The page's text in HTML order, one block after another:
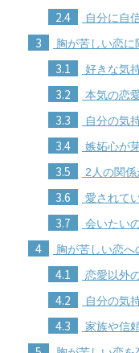
2.4 自分に自
3 胸が苦しい恋に
3.1 好きな気
3.2 本気の恋
3.3 自分の気
3.4 嫉妬心が
3.5 2人の関
3.6 愛されて
3.7 会いたい
4 胸が苦しい恋
4.1 恋愛以外
4.2 自分の気
4.3 家族や信